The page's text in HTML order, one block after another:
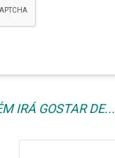
IRÁ GOSTAR DE...